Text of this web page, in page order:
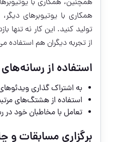
همچنین، همکاری با
همکاری با یوتیوبرهای
تولید کنید. این کار نه تنها
از تجربه دیگران هم استفاده
استفاده از
به اشتراک گذاری
استفاده از هشتگ‌های
تعامل با مخاطبان خود در
برگزاری مسابقات و